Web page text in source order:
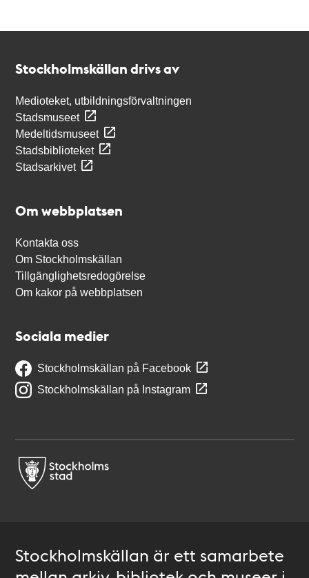
Stockholmskällan drivs av
Medioteket, utbildningsförvaltningen
Stadsmuseet
Medeltidsmuseet
Stadsbiblioteket
Stadsarkivet
Om webbplatsen
Kontakta oss
Om Stockholmskällan
Tillgänglighetsredogörelse
Om kakor på webbplatsen
Sociala medier
Stockholmskällan på Facebook
Stockholmskällan på Instagram
Stockholmskällan är ett samarbete